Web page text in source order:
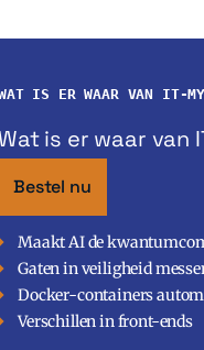
IS ER WAAR VAN IT-
is er waar van
Maakt AI de
Gaten in veiligheid
Docker-containers
Verschillen in front-ends
Bestel nu